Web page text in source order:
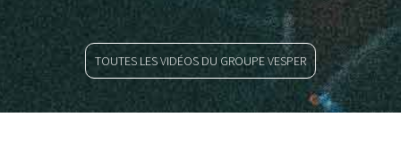
TOUTES LES VIDÉOS DU GROUPE VESPER